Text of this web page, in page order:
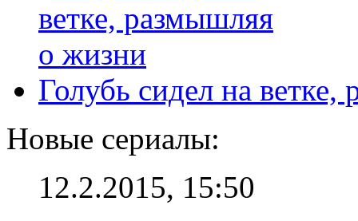
Голубь сидел на
Новые сериалы:
12.2.2015, 15:50